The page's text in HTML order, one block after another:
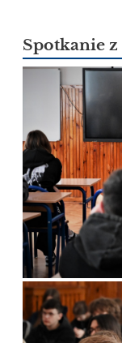
Spotkanie